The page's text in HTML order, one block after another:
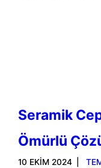
Seramik
Ömürlü
10 EKIM 2024